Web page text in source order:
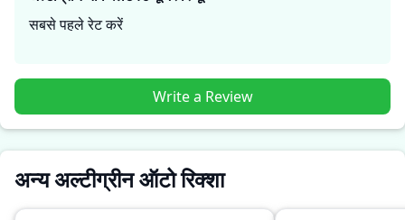
सबसे पहले रेट करें
Write a Review
अन्य अल्टीग्रीन ऑटो रिक्शा